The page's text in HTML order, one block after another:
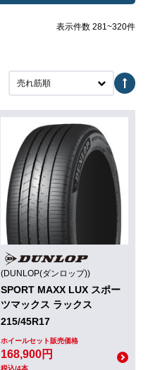
表示件数 281~320件
売れ筋順
(DUNLOP(ダンロップ))
SPORT MAXX LUX スポー
ツマックス ラックス
215/45R17
ホイールセット販売価格
168,900円
税込/4本